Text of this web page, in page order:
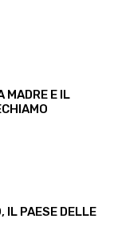
MADRE E IL
IL PAESE DELLE